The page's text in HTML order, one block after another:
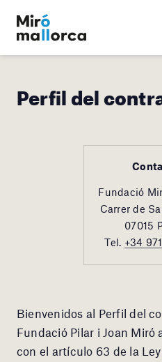
Perfil del
Fundació
Carrer de
07015
Tel. +34
Bienvenidos al Perfil del
Fundació Pilar i Joan Miró
con el artículo 63 de la